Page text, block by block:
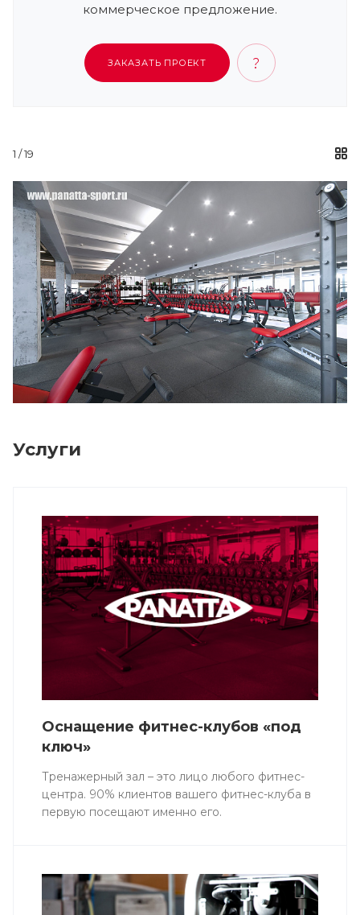
коммерческое предложение.
ЗАКАЗАТЬ ПРОЕКТ
1 / 19
Услуги
Оснащение фитнес-клубов «под
ключ»
Тренажерный зал – это лицо любого фитнес-
центра. 90% клиентов вашего фитнес-клуба в
первую посещают именно его.